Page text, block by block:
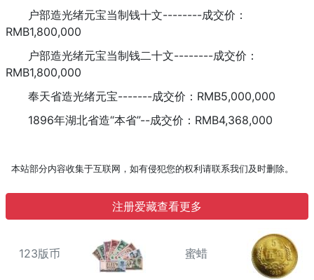
户部造光绪元宝当制钱十文--------成交价：
RMB1,800,000
户部造光绪元宝当制钱二十文--------成交价：
RMB1,800,000
奉天省造光绪元宝-------成交价：RMB5,000,000
1896年湖北省造“本省”--成交价：RMB4,368,000
本站部分内容收集于互联网，如有侵犯您的权利请联系我们及时删除。
注册爱藏查看更多
123版币 蜜蜡